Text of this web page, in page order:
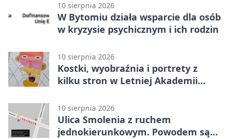
10 sierpnia 2026
W Bytomiu działa wsparcie dla osób
w kryzysie psychicznym i ich rodzin
10 sierpnia 2026
Kostki, wyobraźnia i portrety z
kilku stron w Letniej Akademii
10 sierpnia 2026
Ulica Smolenia z ruchem
jednokierunkowym. Powodem są